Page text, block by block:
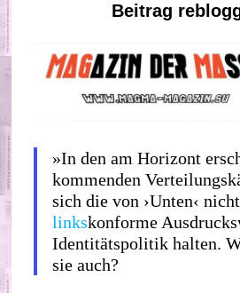
Beitrag
»In den am Horizont
kommenden
sich die von ›Unten‹
linkskonforme
Identitätspolitik halten.
sie auch?